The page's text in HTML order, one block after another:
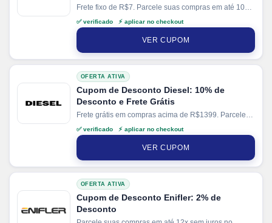
Frete fixo de R$7. Parcele suas compras em até 10x
sem juros no cartão. Ganhe + 3% de desconto em
pagamentos via PIX.
✅ verificado ⚡ aplicar no checkout
VER CUPOM
OFERTA ATIVA
Cupom de Desconto Diesel: 10% de
Desconto e Frete Grátis
Frete grátis em compras acima de R$1399. Parcele
suas compras em até 6x sem juros no cartão. Ganhe
+ 5% de desconto em pagamentos via PIX.
✅ verificado ⚡ aplicar no checkout
VER CUPOM
OFERTA ATIVA
Cupom de Desconto Enifler: 2% de
Desconto